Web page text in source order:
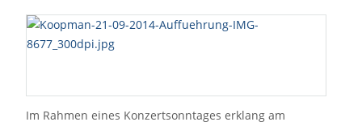
Im Rahmen eines Konzertsonntages erklang am